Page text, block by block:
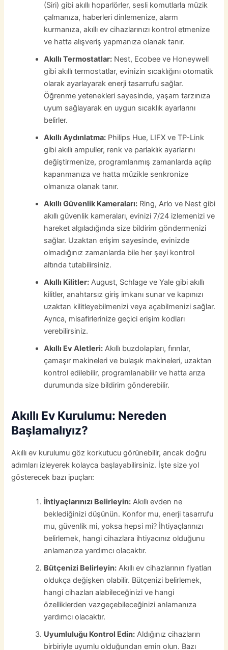
(Siri) gibi akıllı hoparlörler, sesli komutlarla müzik
çalmanıza, haberleri dinlemenize, alarm
kurmanıza, akıllı ev cihazlarınızı kontrol etmenize
ve hatta alışveriş yapmanıza olanak tanır.
Akıllı Termostatlar: Nest, Ecobee ve Honeywell
gibi akıllı termostatlar, evinizin sıcaklığını otomatik
olarak ayarlayarak enerji tasarrufu sağlar.
Öğrenme yetenekleri sayesinde, yaşam tarzınıza
uyum sağlayarak en uygun sıcaklık ayarlarını
belirler.
Akıllı Aydınlatma: Philips Hue, LIFX ve TP-Link
gibi akıllı ampuller, renk ve parlaklık ayarlarını
değiştirmenize, programlanmış zamanlarda açılıp
kapanmanıza ve hatta müzikle senkronize
olmanıza olanak tanır.
Akıllı Güvenlik Kameraları: Ring, Arlo ve Nest gibi
akıllı güvenlik kameraları, evinizi 7/24 izlemenizi ve
hareket algıladığında size bildirim göndermenizi
sağlar. Uzaktan erişim sayesinde, evinizde
olmadığınız zamanlarda bile her şeyi kontrol
altında tutabilirsiniz.
Akıllı Kilitler: August, Schlage ve Yale gibi akıllı
kilitler, anahtarsız giriş imkanı sunar ve kapınızı
uzaktan kilitleyebilmenizi veya açabilmenizi sağlar.
Ayrıca, misafirlerinize geçici erişim kodları
verebilirsiniz.
Akıllı Ev Aletleri: Akıllı buzdolapları, fırınlar,
çamaşır makineleri ve bulaşık makineleri, uzaktan
kontrol edilebilir, programlanabilir ve hatta arıza
durumunda size bildirim gönderebilir.
Akıllı Ev Kurulumu: Nereden
Başlamalıyız?
Akıllı ev kurulumu göz korkutucu görünebilir, ancak doğru
adımları izleyerek kolayca başlayabilirsiniz. İşte size yol
gösterecek bazı ipuçları:
İhtiyaçlarınızı Belirleyin: Akıllı evden ne
beklediğinizi düşünün. Konfor mu, enerji tasarrufu
mu, güvenlik mi, yoksa hepsi mi? İhtiyaçlarınızı
belirlemek, hangi cihazlara ihtiyacınız olduğunu
anlamanıza yardımcı olacaktır.
Bütçenizi Belirleyin: Akıllı ev cihazlarının fiyatları
oldukça değişken olabilir. Bütçenizi belirlemek,
hangi cihazları alabileceğinizi ve hangi
özelliklerden vazgeçebileceğinizi anlamanıza
yardımcı olacaktır.
Uyumluluğu Kontrol Edin: Aldığınız cihazların
birbiriyle uyumlu olduğundan emin olun. Bazı